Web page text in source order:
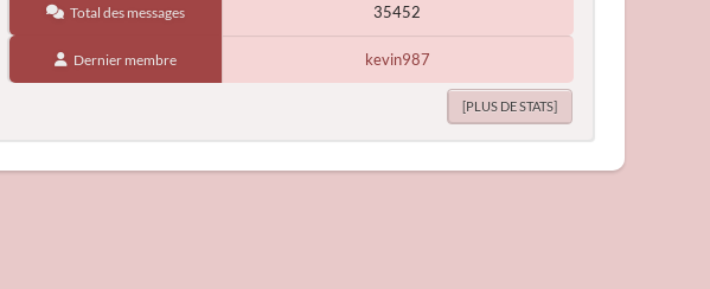
Total des messages 35452
Dernier membre kevin987
[PLUS DE STATS]